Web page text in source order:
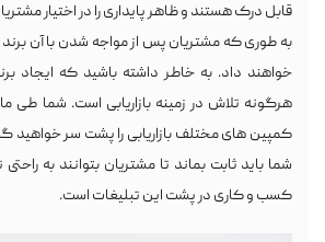
قابل درک هستند و ظاهر پایداری را در اختیار
به طوری که مشتریان پس از مواجه شدن با آن
خواهند داد. به خاطر داشته باشید که ایجاد
هرگونه تلاش در زمینه بازاریابی است. شما طی
کمپین های مختلف بازاریابی را پشت سر خواهید
شما باید ثابت بماند تا مشتریان بتوانند به
کسب و کاری در پشت این تبلیغات است.